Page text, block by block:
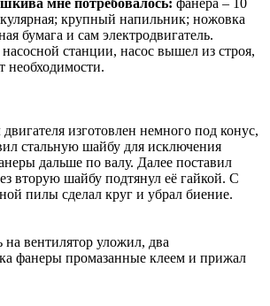
мне потребовалось: фанера – 10
крупный напильник; ножовка
бумага и сам электродвигатель.
насосной станции, насос вышел из строя,
необходимости.
двигателя изготовлен немного под конус,
стальную шайбу для исключения
дальше по валу. Далее поставил
вторую шайбу подтянул её гайкой. С
пилы сделал круг и убрал биение.
на вентилятор уложил, два
фанеры промазанные клеем и прижал